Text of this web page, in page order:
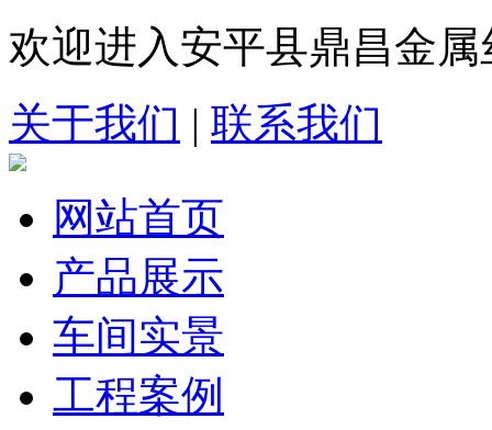
欢迎进入安平县鼎昌金
关于我们 | 联系我们
网站首页
产品展示
车间实景
工程案例